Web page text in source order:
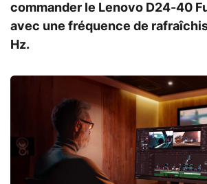
commander le Lenovo D24-40
avec une fréquence de
Hz.